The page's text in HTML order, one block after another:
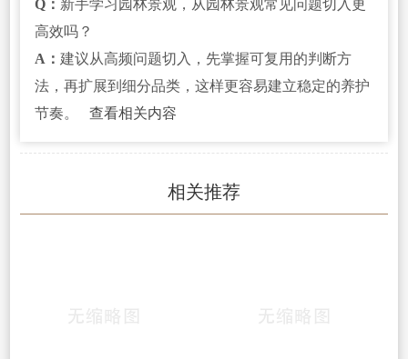
Q： 新手学习园林景观，从园林景观常见问题切入更
高效吗？
A： 建议从高频问题切入，先掌握可复用的判断方
法，再扩展到细分品类，这样更容易建立稳定的养护
节奏。
查看相关内容
相关推荐